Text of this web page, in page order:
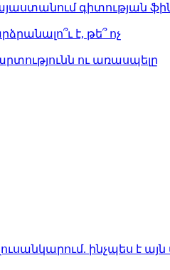
գիտության
է, թե՞ ոչ
ու առասպելը
ինչպես է